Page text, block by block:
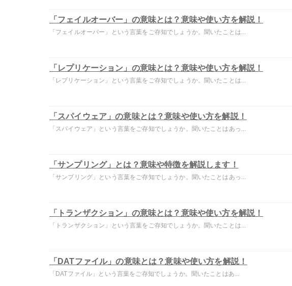
「フェイルオーバー」の意味とは？意味や使い方を解説！
「フェイルオーバー」という言葉をご存知でしょうか。聞いたことは...
「レプリケーション」の意味とは？意味や使い方を解説！
「レプリケーション」という言葉をご存知でしょうか。聞いたことは...
「スパイウェア」の意味とは？意味や使い方を解説！
「スパイウェア」という言葉をご存知でしょうか。聞いたことはあっ...
「サンプリング」とは？意味や特徴を解説します！
「サンプリング」という言葉をご存知でしょうか。聞いたことはあっ...
「トランザクション」の意味とは？意味や使い方を解説！
「トランザクション」という言葉をご存知でしょうか。聞いたことは...
「DATファイル」の意味とは？意味や使い方を解説！
「DATファイル」という言葉をご存知でしょうか。聞いたことはあ...